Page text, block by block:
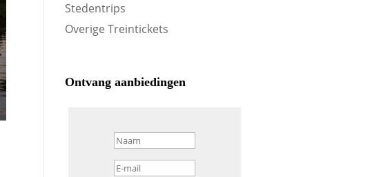
Stedentrips
Overige Treintickets
Ontvang aanbiedingen